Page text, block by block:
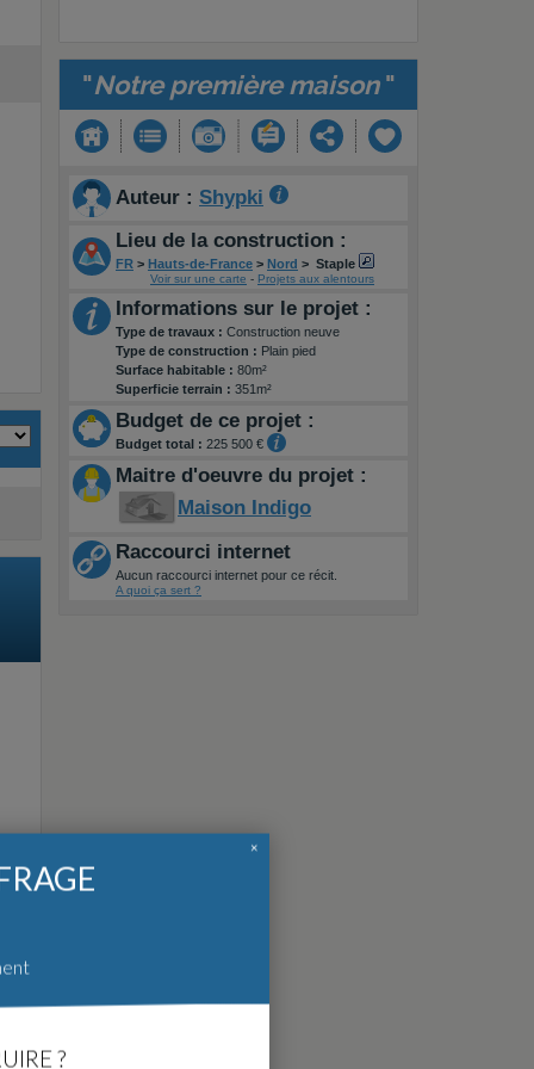
"Notre première maison"
Auteur : Shypki
Lieu de la construction :
FR > Hauts-de-France > Nord > Staple
Voir sur une carte - Projets aux alentours
Informations sur le projet :
Type de travaux : Construction neuve
Type de construction : Plain pied
Surface habitable : 80m²
Superficie terrain : 351m²
Budget de ce projet :
Budget total : 225 500 €
Maitre d'oeuvre du projet :
Maison Indigo
Raccourci internet
Aucun raccourci internet pour ce récit.
A quoi ça sert ?
?
×